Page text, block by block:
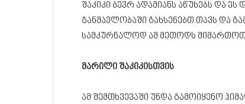
შაკიკი ბევრ ადამიანს აწუხებს და
განმავლობაში გახსენებთ თავს და
სამკურნალოდ ამ მეთოდს
მარილი შაკიკისთვის
ამ შემთხვევაში უნდა გამოიყენო